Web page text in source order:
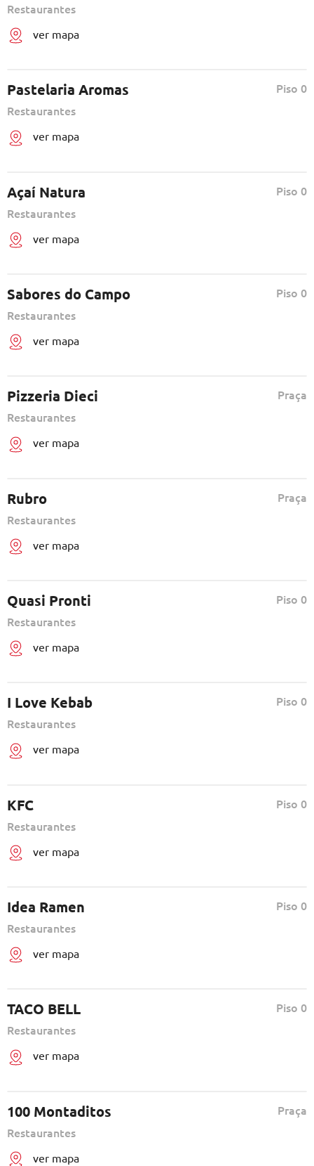
Restaurantes
ver mapa
Pastelaria Aromas
Piso 0
Restaurantes
ver mapa
Açaí Natura
Piso 0
Restaurantes
ver mapa
Sabores do Campo
Piso 0
Restaurantes
ver mapa
Pizzeria Dieci
Praça
Restaurantes
ver mapa
Rubro
Praça
Restaurantes
ver mapa
Quasi Pronti
Piso 0
Restaurantes
ver mapa
I Love Kebab
Piso 0
Restaurantes
ver mapa
KFC
Piso 0
Restaurantes
ver mapa
Idea Ramen
Piso 0
Restaurantes
ver mapa
TACO BELL
Piso 0
Restaurantes
ver mapa
100 Montaditos
Praça
Restaurantes
ver mapa